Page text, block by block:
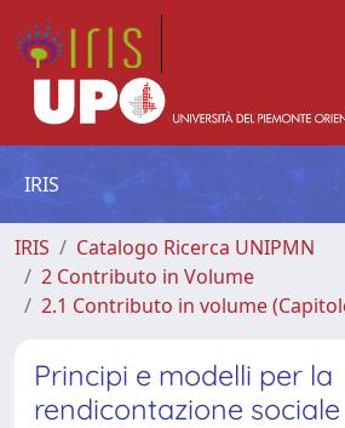
IRIS
IRIS
Catalogo Ricerca UNIPMN
2 Contributo in Volume
2.1 Contributo in volume
Principi e modelli per la
rendicontazione sociale